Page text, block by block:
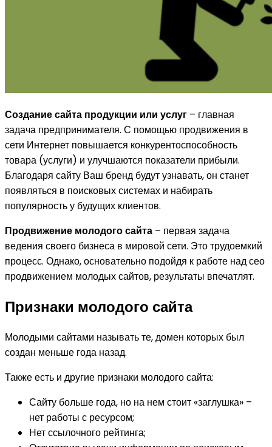
Создание сайта продукции или услуг – главная
задача предпринимателя. С помощью продвижения в
сети Интернет повышается конкурентоспособность
товара (услуги) и улучшаются показатели прибыли.
Благодаря сайту Ваш бренд будут узнавать, он станет
появляться в поисковых системах и набирать
популярность у будущих клиентов.
Продвижение молодого сайта – первая задача
ведения своего бизнеса в мировой сети. Это трудоемкий
процесс. Однако, основательно подойдя к работе над сео
продвижением молодых сайтов, результаты впечатлят.
Признаки молодого сайта
Молодыми сайтами называть те, домен которых был
создан меньше года назад.
Также есть и другие признаки молодого сайта:
Сайту больше года, но на нем стоит «заглушка» –
нет работы с ресурсом;
Нет ссылочного рейтинга;